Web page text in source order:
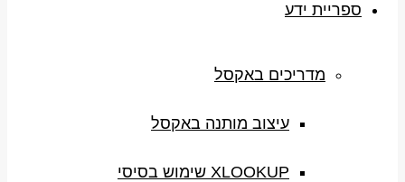
ספריית ידע
מדריכים באקסל
עיצוב מותנה באקסל
XLOOKUP שימוש בסיסי